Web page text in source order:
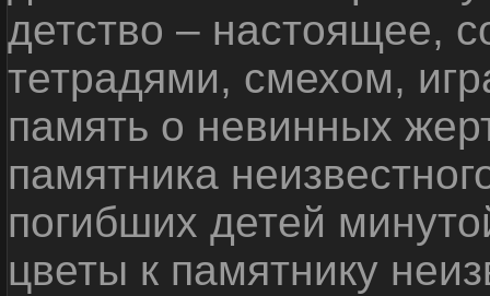
детство – настоящее,
тетрадями, смехом,
память о невинных
памятника
погибших детей
цветы к памятнику